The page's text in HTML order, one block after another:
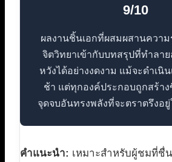
9/10
ผลงานชิ้นเอกที่ผสมผสานควา
จิตวิทยาเข้ากับบทสรุปที่ทำลา
หวังได้อย่างงดงาม แม้จะดำเนิน
ช้า แต่ทุกองค์ประกอบถูกสร้า
จุดจบอันทรงพลังที่จะตราตรึงอ
คำแนะนำ: เหมาะสำหรับผู้ชมที่ชื่